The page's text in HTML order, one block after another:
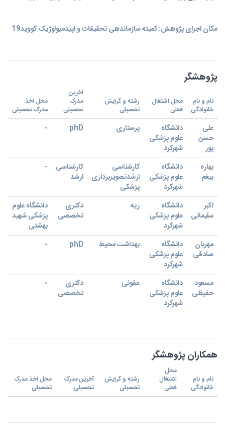
مکان اجرای پژوهش: کمیته سازماندهی تحقیقات و اپیدمیولوژیک کووید19
پژوهشگر
نام و نام
خانوادگی
محل اشتغال
فعلی
رشته و گرایش
تحصیلی
آخرین
مدرک
تحصیلی
محل اخذ
مدرک تحصیلی
علی
حسن
پور
دانشگاه
علوم پزشکی
شهرکرد
پرستاری phD
-
بهاره
بیغم
دانشگاه
علوم پزشکی
شهرکرد
کارشناسی
ارشدتصویربرداری
پزشکی
کارشناسی
ارشد
-
اکبر
سلیمانی
دانشگاه
علوم پزشکی
شهرکرد
ریه
دکتری
تخصصی
دانشگاه علوم
پزشکی شهید
بهشتی
مهربان
صادقی
دانشگاه
علوم پزشکی
شهرکرد
بهداشت محیط phD
-
مسعود
حفیظی
دانشگاه
علوم پزشکی
شهرکرد
عفونی
دکتری
تخصصی
-
همکاران پژوهشگر
نام و نام
خانوادگی
محل
اشتغال
فعلی
رشته و گرایش
تحصیلی
آخرین مدرک
تحصیلی
محل اخذ مدرک
تحصیلی